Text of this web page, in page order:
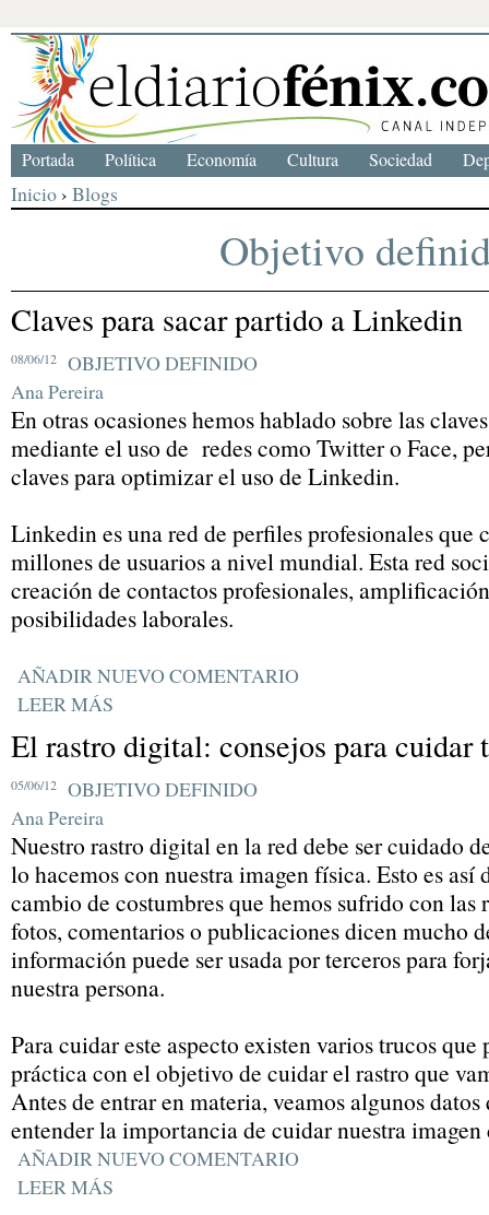
Inicio › Blogs
Objetivo
Claves para sacar partido a Linkedin
08/06/12
OBJETIVO DEFINIDO
Ana Pereira
En otras ocasiones hemos hablado sobre las
mediante el uso de redes como Twitter o Face,
claves para optimizar el uso de Linkedin.
Linkedin es una red de perfiles profesionales que
millones de usuarios a nivel mundial. Esta red
creación de contactos profesionales,
posibilidades laborales.
AÑADIR NUEVO COMENTARIO
LEER MÁS
El rastro digital: consejos para cuidar
05/06/12
OBJETIVO DEFINIDO
Ana Pereira
Nuestro rastro digital en la red debe ser cuidado
lo hacemos con nuestra imagen física. Esto es
cambio de costumbres que hemos sufrido con las
fotos, comentarios o publicaciones dicen mucho
información puede ser usada por terceros para
nuestra persona.
Para cuidar este aspecto existen varios trucos que
práctica con el objetivo de cuidar el rastro que
Antes de entrar en materia, veamos algunos
entender la importancia de cuidar nuestra
AÑADIR NUEVO COMENTARIO
LEER MÁS
Portada Política Economía Cultura Sociedad